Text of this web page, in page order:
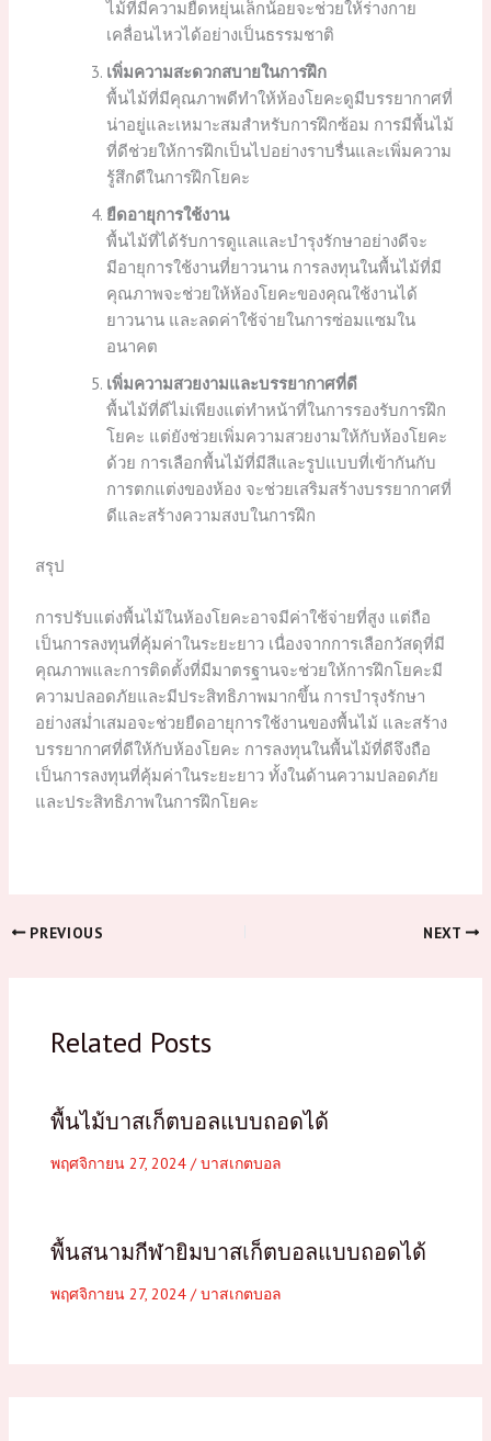
ไม้ที่มีความยืดหยุ่นเล็กน้อยจะช่วยให้ร่างกาย
เคลื่อนไหวได้อย่างเป็นธรรมชาติ
เพิ่มความสะดวกสบายในการฝึก
พื้นไม้ที่มีคุณภาพดีทำให้ห้องโยคะดูมีบรรยากาศที่
น่าอยู่และเหมาะสมสำหรับการฝึกซ้อม การมีพื้นไม้
ที่ดีช่วยให้การฝึกเป็นไปอย่างราบรื่นและเพิ่มความ
รู้สึกดีในการฝึกโยคะ
ยืดอายุการใช้งาน
พื้นไม้ที่ได้รับการดูแลและบำรุงรักษาอย่างดีจะ
มีอายุการใช้งานที่ยาวนาน การลงทุนในพื้นไม้ที่มี
คุณภาพจะช่วยให้ห้องโยคะของคุณใช้งานได้
ยาวนาน และลดค่าใช้จ่ายในการซ่อมแซมใน
อนาคต
เพิ่มความสวยงามและบรรยากาศที่ดี
พื้นไม้ที่ดีไม่เพียงแต่ทำหน้าที่ในการรองรับการฝึก
โยคะ แต่ยังช่วยเพิ่มความสวยงามให้กับห้องโยคะ
ด้วย การเลือกพื้นไม้ที่มีสีและรูปแบบที่เข้ากันกับ
การตกแต่งของห้อง จะช่วยเสริมสร้างบรรยากาศที่
ดีและสร้างความสงบในการฝึก
สรุป
การปรับแต่งพื้นไม้ในห้องโยคะอาจมีค่าใช้จ่ายที่สูง แต่ถือ
เป็นการลงทุนที่คุ้มค่าในระยะยาว เนื่องจากการเลือกวัสดุที่มี
คุณภาพและการติดตั้งที่มีมาตรฐานจะช่วยให้การฝึกโยคะมี
ความปลอดภัยและมีประสิทธิภาพมากขึ้น การบำรุงรักษา
อย่างสม่ำเสมอจะช่วยยืดอายุการใช้งานของพื้นไม้ และสร้าง
บรรยากาศที่ดีให้กับห้องโยคะ การลงทุนในพื้นไม้ที่ดีจึงถือ
เป็นการลงทุนที่คุ้มค่าในระยะยาว ทั้งในด้านความปลอดภัย
และประสิทธิภาพในการฝึกโยคะ
PREVIOUS NEXT
Related Posts
พื้นไม้บาสเก็ตบอลแบบถอดได้
พฤศจิกายน 27, 2024 /บาสเกตบอล
พื้นสนามกีฬายิมบาสเก็ตบอลแบบถอดได้
พฤศจิกายน 27, 2024 /บาสเกตบอล